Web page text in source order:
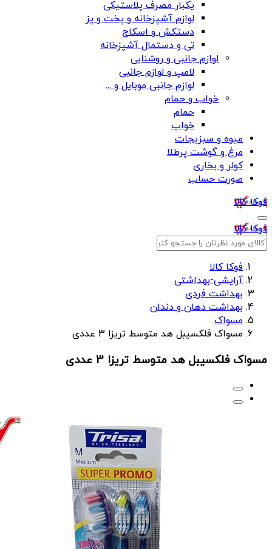
یکبار مصرف پلاستیکی
لوازم آشپزخانه و پخت و پز
دستکش و اسکاج
تی و دستمال آشپزخانه
لوازم جانبی و روشنایی
لامپ و لوازم جانبی
لوازم جانبی موبایل و ...
خواب و حمام
حمام
خواب
میوه و سبزیجات
مرغ و گوشت پرطلا
کولر و بخاری
صورت حساب
فوکا کالا
فوکا کالا
فوکا کالا
آرایشی-بهداشتی
بهداشت فردی
بهداشت دهان و دندان
مسواک
مسواک فلکسیبل هد متوسط تریزا 3 عددی
مسواک فلکسیبل هد متوسط تریزا 3 عددی